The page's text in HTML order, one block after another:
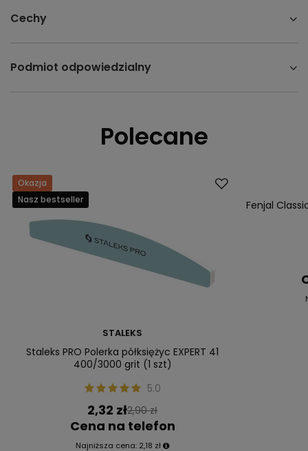
Cechy
Podmiot odpowiedzialny
Polecane
Okazja
Nasz bestseller
STALEKS
Staleks PRO Polerka półksiężyc EXPERT 41
400/3000 grit (1 szt)
5.0
2,32 zł2,90 zł
Cena na telefon
Najniższa cena: 2,18 zł
Nasz
Fenjal